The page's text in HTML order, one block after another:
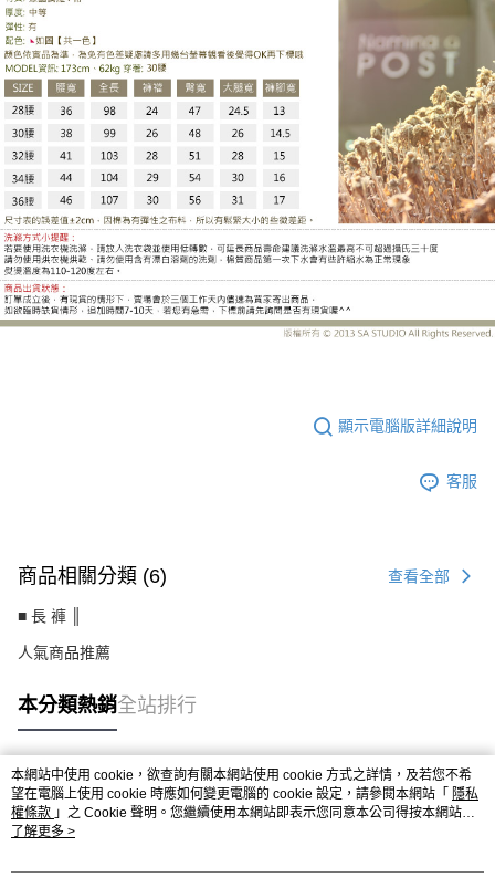
顯示電腦版詳細說明
客服
商品相關分類 (6) 查看全部
■ 長 褲 ║
人氣商品推薦
本分類熱銷全站排行
熱門標籤
本網站中使用 cookie，欲查詢有關本網站使用 cookie 方式之詳情，及若您不希
望在電腦上使用 cookie 時應如何變更電腦的 cookie 設定，請參閱本網站「 隱私
權條款 」之 Cookie 聲明。您繼續使用本網站即表示您同意本公司得按本網站使
用條款之 Cookie 聲明使用 cookie。
了解更多 >